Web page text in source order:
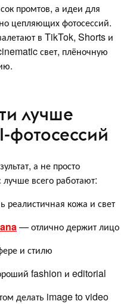
промтов, а идеи для
цепляющих фотосессий.
в TikTok, Shorts и
свет, плёночную
лучше
фотосессий
а не просто
всего работают:
реалистичная кожа и свет
— отлично держит лицо
и стилю
fashion и editorial
делать image to video